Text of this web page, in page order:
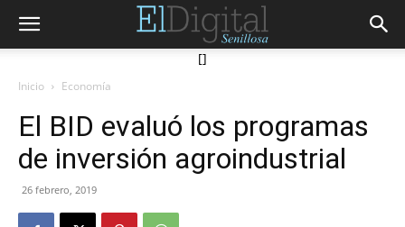
[]
Inicio Economía
El BID evaluó los programas
de inversión agroindustrial
26 febrero, 2019